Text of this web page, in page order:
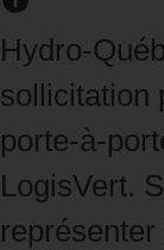
sollicitation
LogisVert.
représenter